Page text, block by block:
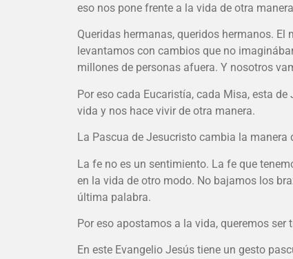
eso nos pone frente a la vida de otra
Queridas hermanas, queridos hermanos.
levantamos con cambios que no
millones de personas afuera. Y nosotros
Por eso cada Eucaristía, cada Misa, esta
vida y nos hace vivir de otra manera.
La Pascua de Jesucristo cambia la manera
La fe no es un sentimiento. La fe que
en la vida de otro modo. No bajamos los
última palabra.
Por eso apostamos a la vida, queremos ser
En este Evangelio Jesús tiene un gesto